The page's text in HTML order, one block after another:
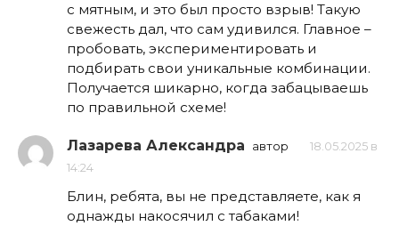
с мятным, и это был просто взрыв! Такую
свежесть дал, что сам удивился. Главное –
пробовать, экспериментировать и
подбирать свои уникальные комбинации.
Получается шикарно, когда забацываешь
по правильной схеме!
Лазарева Александра автор
18.05.2025 в
14:24
Блин, ребята, вы не представляете, как я
однажды накосячил с табаками!